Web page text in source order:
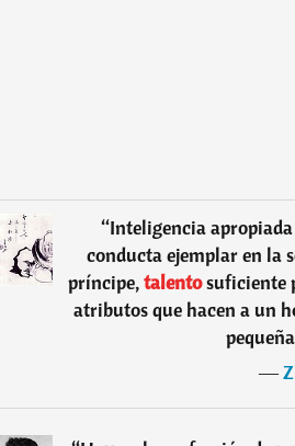
“Inteligencia
conducta ejemplar en la
príncipe,talentosuficiente
atributos que hacen a un
―